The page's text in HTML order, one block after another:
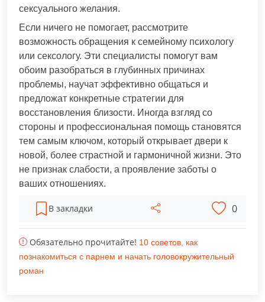
сексуального желания.
Если ничего не помогает, рассмотрите
возможность обращения к семейному психологу
или сексологу. Эти специалисты помогут вам
обоим разобраться в глубинных причинах
проблемы, научат эффективно общаться и
предложат конкретные стратегии для
восстановления близости. Иногда взгляд со
стороны и профессиональная помощь становятся
тем самым ключом, который открывает двери к
новой, более страстной и гармоничной жизни. Это
не признак слабости, а проявление заботы о
ваших отношениях.
В закладки 0
Обязательно прочитайте! 10 советов, как
познакомиться с парнем и начать головокружительный
роман